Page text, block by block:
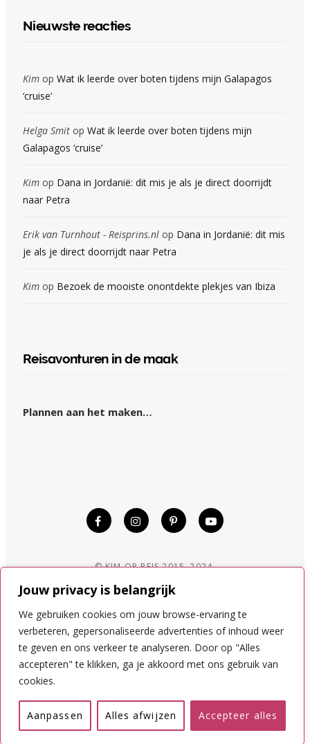
Jouw privacy is belangrijk
We gebruiken cookies om jouw browse-ervaring te
verbeteren, gepersonaliseerde advertenties of inhoud weer
te geven en ons verkeer te analyseren. Door op "Alles
accepteren" te klikken, ga je akkoord met ons gebruik van
cookies.
Aanpassen Alles afwijzen Accepteer alles
Nieuwste reacties
Kim op Wat ik leerde over boten tijdens mijn Galapagos
‘cruise’
Helga Smit op Wat ik leerde over boten tijdens mijn
Galapagos ‘cruise’
Kim op Dana in Jordanië: dit mis je als je direct doorrijdt
naar Petra
Erik van Turnhout - Reisprins.nl op Dana in Jordanië: dit mis
je als je direct doorrijdt naar Petra
Kim op Bezoek de mooiste onontdekte plekjes van Ibiza
Reisavonturen in de maak
Plannen aan het maken…
© KIM OP REIS 2015–2024.
COOKIES
PRIVACYVOORWAARDEN
NAAR BOVEN